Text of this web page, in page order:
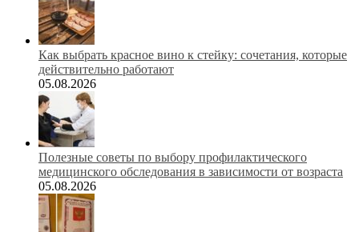
Как выбрать красное вино к стейку: сочетания, которые
действительно работают
05.08.2026
Полезные советы по выбору профилактического
медицинского обследования в зависимости от возраста
05.08.2026